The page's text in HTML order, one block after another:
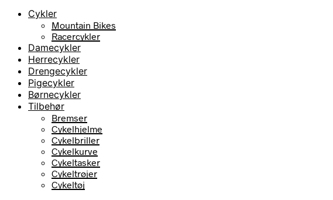
Cykler
Mountain Bikes
Racercykler
Damecykler
Herrecykler
Drengecykler
Pigecykler
Børnecykler
Tilbehør
Bremser
Cykelhjelme
Cykelbriller
Cykelkurve
Cykeltasker
Cykeltrøjer
Cykeltøj